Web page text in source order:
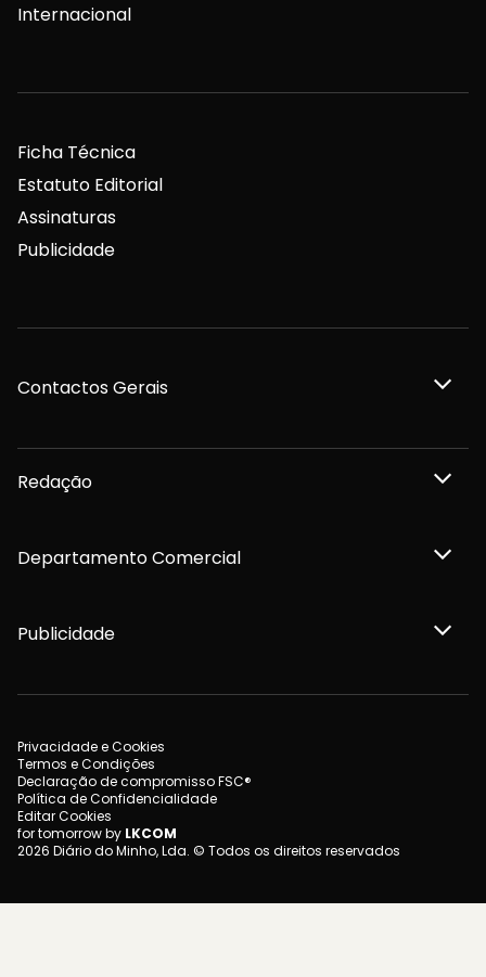
Internacional
Ficha Técnica
Estatuto Editorial
Assinaturas
Publicidade
Contactos Gerais
Redação
Departamento Comercial
Publicidade
Privacidade e Cookies
Termos e Condições
Declaração de compromisso FSC®
Política de Confidencialidade
Editar Cookies
for tomorrow by LKCOM
2026 Diário do Minho, Lda. © Todos os direitos reservados